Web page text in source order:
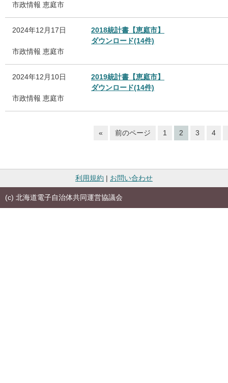
市政情報 恵庭市
2024年12月17日
2018統計書【恵庭市】
ダウンロード(14件)
市政情報 恵庭市
2024年12月10日
2019統計書【恵庭市】
ダウンロード(14件)
市政情報 恵庭市
« 前のページ 1 2 3 4
利用規約 | お問い合わせ
(c) 北海道電子自治体共同運営協議会